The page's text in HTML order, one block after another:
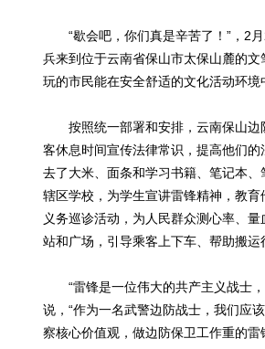
“歇会吧，你们真是辛苦了！”，2月
兵来到位于云南省保山市太保山麓的
玩的市民能在安全舒适的文化活动环境
按照统一部署和安排，云南保山边
客休息时间宣传法律常识，提高他们
去了大米、面条和学习书籍、笔记本
辖区学校，为学生宣讲雷锋精神，教
义务巡诊活动，为人民群众测心率、
站和广场，引导乘客上下车、帮助搬运
“雷锋是一位伟大的共产主义战士，
说，“作为一名武警边防战士，我们应
察核心价值观，做边防保卫工作重的雷